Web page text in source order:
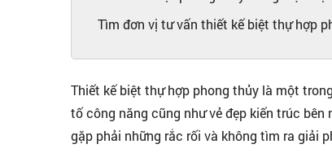
Tìm đơn vị tư vấn thiết kế biệt thự hợp
Thiết kế biệt thự hợp phong thủy là một
tố công năng cũng như vẻ đẹp kiến trúc bên
gặp phải những rắc rối và không tìm ra giải